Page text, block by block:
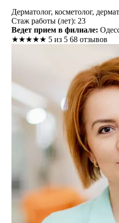
Дерматолог, косметолог,
Стаж работы (лет): 23
Ведет прием в филиале:
★★★★★ 5 из 5 68 отзывов